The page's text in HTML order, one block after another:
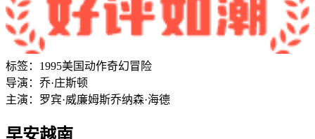
标签： 1995美国动作奇幻冒险
导演： 乔·庄斯顿
主演： 罗宾·威廉姆斯乔纳森·海德
早安越南